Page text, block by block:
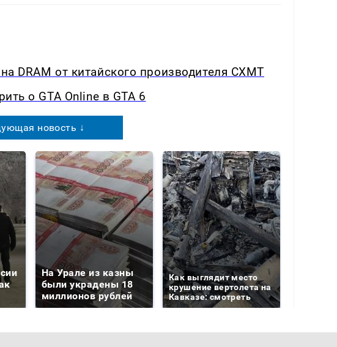
DRAM от китайского производителя CXMT
о GTA Online в GTA 6
новость ↓
На Урале из казны
были украдены 18
миллионов рублей
Как выглядит место
крушение вертолета на
Кавказе: смотреть